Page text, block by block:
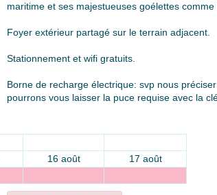
maritime et ses majestueuses goélettes
Foyer extérieur partagé sur le terrain adjacent.
Stationnement et wifi gratuits.
Borne de recharge électrique: svp nous
pourrons vous laisser la puce requise avec la
16 août 17 août